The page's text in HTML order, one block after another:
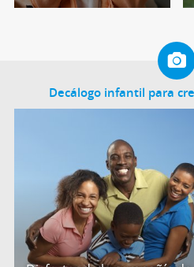
Decálogo infantil para